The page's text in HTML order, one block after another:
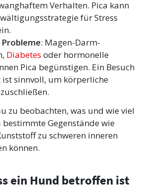
Verhalten. Pica kann
für Stress
: Magen-Darm-
Diabetes oder hormonelle
Pica begünstigen. Ein Besuch
sinnvoll, um körperliche
zu beobachten, was und wie viel
Gegenstände wie
zu schweren inneren
können.
ein Hund betroffen ist